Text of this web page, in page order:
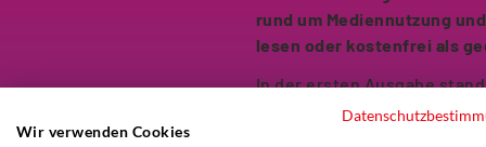
rund um Mediennutzung
lesen oder kostenfrei als
In der ersten Ausgabe
zweiten Ausgabe geht es
an Informationen macht es
Wir verwenden Cookies